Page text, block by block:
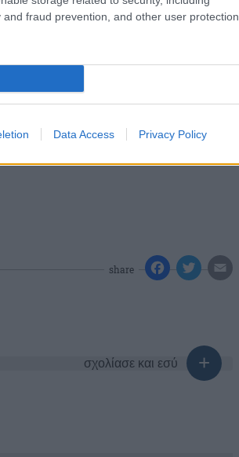
fraud prevention, and other user protection.
Data Access Privacy Policy
share
σχολίασε και εσύ